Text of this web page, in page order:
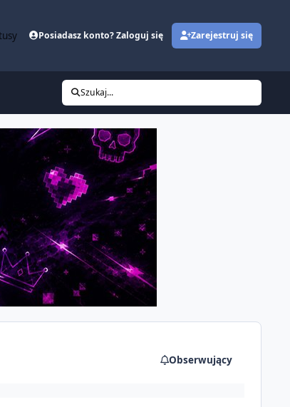
Posiadasz konto? Zaloguj się Zarejestruj się
Szukaj...
Obserwujący